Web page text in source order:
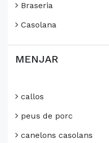
Braseria
Casolana
MENJAR
callos
peus de porc
canelons casolans